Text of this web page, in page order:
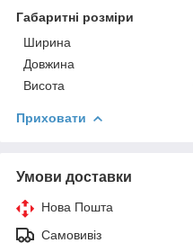
Габаритні розміри
Ширина
Довжина
Висота
Приховати
Умови доставки
Нова Пошта
Самовивіз